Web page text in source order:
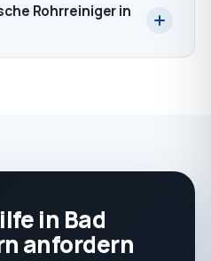
Rohrreiniger in
in Bad
anfordern